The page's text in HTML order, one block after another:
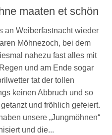
maaten et schön
an Weiberfastnacht wieder
Möhnezoch, bei dem
nahezu fast alles mit
und am Ende sogar
tat der tollen
keinen Abbruch und so
und fröhlich gefeiert.
unsere „Jungmöhnen“
und die...